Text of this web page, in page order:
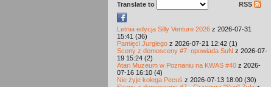
Translate to RSS
Letnia edycja Silly Venture 2026 z 2026-07-31
15:41 (36)
Pamięci Jurgiego z 2026-07-21 12:42 (1)
Sceny z demosceny #7: opowiada SuN z 2026-07-
19 15:24 (2)
Atari Muzeum w Poznaniu na KWAS #40 z 2026-
07-16 16:10 (4)
Nie żyje kolega Pecuś z 2026-07-13 18:00 (30)